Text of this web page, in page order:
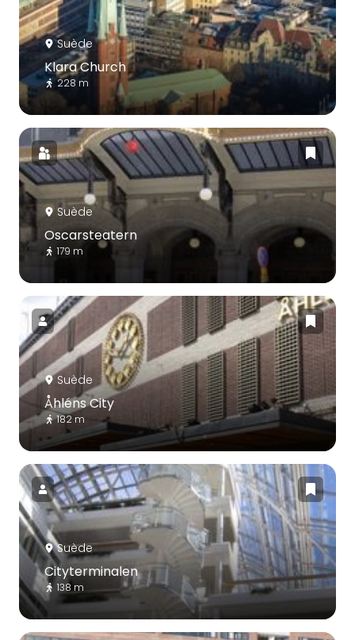
Suède
Klara Church
228 m
Suède
Oscarsteatern
179 m
Suède
Åhléns City
182 m
Suède
Cityterminalen
138 m